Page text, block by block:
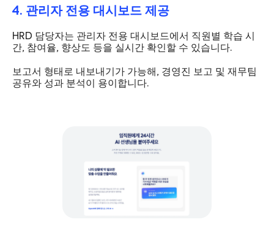
4. 관리자 전용 대시보드 제공
HRD 담당자는 관리자 전용 대시보드에서 직원별 학습 시
간, 참여율, 향상도 등을 실시간 확인할 수 있습니다.
보고서 형태로 내보내기가 가능해, 경영진 보고 및 재무팀
공유와 성과 분석이 용이합니다.